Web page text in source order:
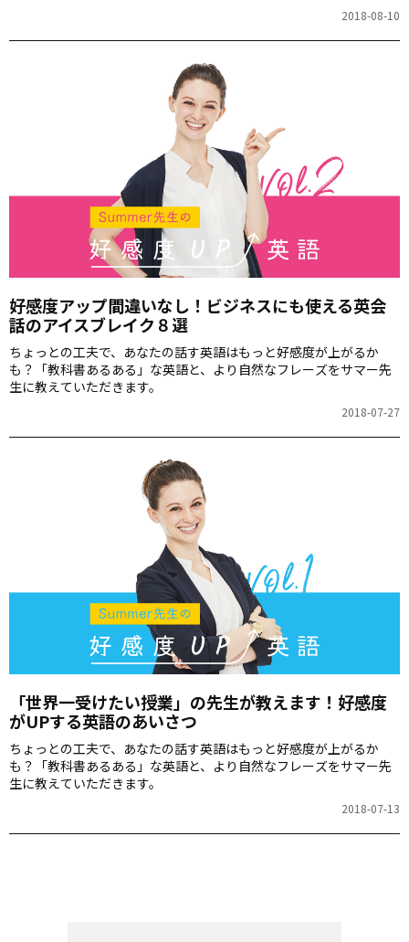
2018-08-10
好感度アップ間違いなし！ビジネスにも使える英会
話のアイスブレイク８選
ちょっとの工夫で、あなたの話す英語はもっと好感度が上がるか
も？「教科書あるある」な英語と、より自然なフレーズをサマー先
生に教えていただきます。
2018-07-27
「世界一受けたい授業」の先生が教えます！好感度
がUPする英語のあいさつ
ちょっとの工夫で、あなたの話す英語はもっと好感度が上がるか
も？「教科書あるある」な英語と、より自然なフレーズをサマー先
生に教えていただきます。
2018-07-13